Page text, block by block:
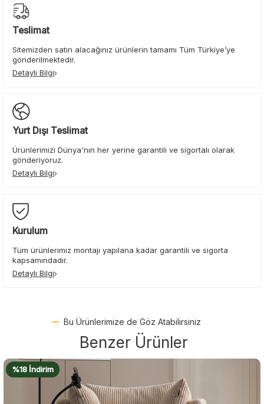
Teslimat
Sitemizden satın alacağınız ürünlerin tamamı Tüm Türkiye’ye
gönderilmektedir.
Detaylı Bilgi
Yurt Dışı Teslimat
Ürünlerimizi Dünya'nın her yerine garantili ve sigortalı olarak
gönderiyoruz.
Detaylı Bilgi
Kurulum
Tüm ürünlerimiz montajı yapılana kadar garantili ve sigorta
kapsamındadır.
Detaylı Bilgi
Bu Ürünlerimize de Göz Atabilirsiniz
Benzer Ürünler
%15 İndirim